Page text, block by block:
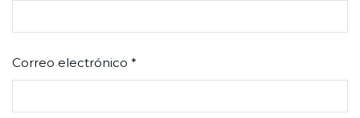
Correo electrónico *